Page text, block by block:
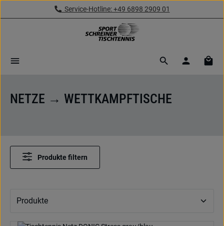
Zum Hauptinhalt springenService-Hotline: +49 6898 2909 01
NETZE → WETTKAMPFTISCHE
Produkte filtern